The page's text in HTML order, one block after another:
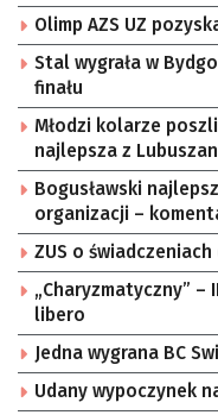
Olimp AZS UZ
Stal wygrała w
finału
Młodzi kolarze
najlepsza z
Bogusławski
organizacji –
ZUS o
„Charyzmatyczny”
libero
Jedna wygrana BC
Udany wypoczynek